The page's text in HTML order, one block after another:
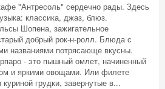
"Антресоль" сердечно рады. Здесь
классика, джаз, блюз.
Шопена, зажигательное
добрый рок-н-ролл. Блюда с
названиями потрясающе вкусны.
- это пышный омлет, начиненный
и яркими овощами. Или филете
куриной грудки, завернутые в...